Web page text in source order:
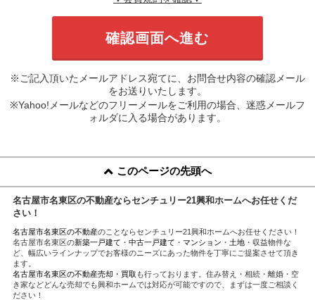
※ご記入頂いたメールアドレス宛てに、お問合せ内容の確認メール
をお送りいたします。
※Yahoo!メールなどのフリーメールをご利用の場合、迷惑メールフ
ォルダに入る場合があります。
このページの先頭へ
名古屋市名東区の不動産ならセンチュリー21興和ホームへお任せくだ
さい！
名古屋市名東区の不動産のことならセンチュリー21興和ホームへお任せください！
名古屋市名東区の新築一戸建て ・ 中古一戸建て ・ マンション ・ 土地・収益物件な
ど、幅広いラインナップでお客様のニーズにあった物件を丁寧にご提案させて頂き
ます。
名古屋市名東区の不動産売却・買取 も行っております。住み替え・相続・離婚・空
き家などどんな売却でも興和ホームでは対応が可能ですので、まずは一度ご相談く
ださい！